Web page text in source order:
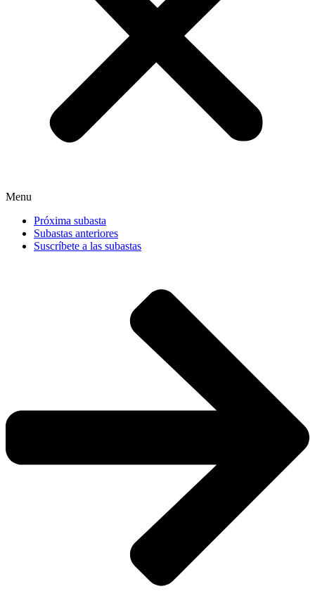
Menu
Próxima subasta
Subastas anteriores
Suscríbete a las subastas